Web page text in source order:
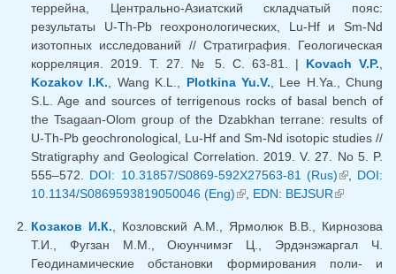
террейна, Центрально-Азиатский складчатый пояс:
результаты U-Th-Pb геохронологических, Lu-Hf и Sm-Nd
изотопных исследований // Стратиграфия. Геологическая
корреляция. 2019. Т. 27. № 5. С. 63-81. | Kovach V.P.
Kozakov I.K. , Wang K.L., Plotkina Yu.V. , Lee H.Ya., Chung
S.L. Age and sources of terrigenous rocks of basal bench of
the Tsagaan-Olom group of the Dzabkhan terrane: results of
U-Th-Pb geochronological, Lu-Hf and Sm-Nd isotopic studies //
Stratigraphy and Geological Correlation. 2019. V. 27. No 5. P.
555–572. DOI: 10.31857/S0869-592X27563-81 (Rus)(внешняя
ссылка)
, DOI:
10.1134/S0869593819050046 (Eng)(внешняя ссылка)
EDN: BEJSUR(внешняя
Козаков И.К. , Козловский А.М., Ярмолюк В.В., Кирнозова
Т.И., Фугзан М.М., Оюунчимэг Ц., Эрдэнэжаргал Ч.
Геодинамические обстановки формирования поли- и